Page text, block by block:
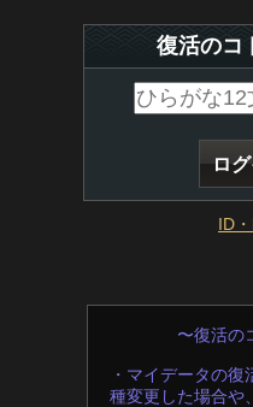
復活のコ
ID
〜復活の
・マイデータの
種変更した場合や